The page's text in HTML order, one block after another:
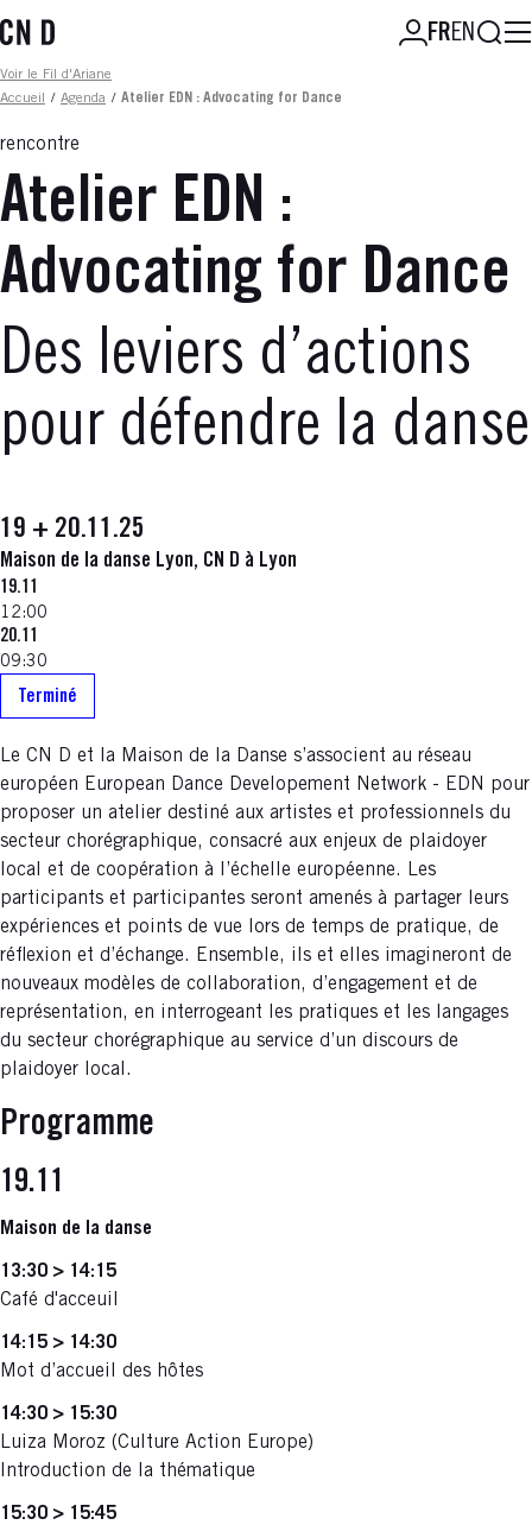
au
principal
FREN
Fil d'ariane
Voir le Fil d'Ariane
Accueil
/ Agenda / Atelier EDN : Advocating for Dance
rencontre
Atelier EDN :
Advocating for Dance
Des leviers d’actions
pour défendre la danse
19 + 20.11.25
Maison de la danse Lyon, CN D à Lyon
19.11
12:00
20.11
09:30
Terminé
Le CN D et la Maison de la Danse s’associent au réseau
européen European Dance Developement Network - EDN pour
proposer un atelier destiné aux artistes et professionnels du
secteur chorégraphique, consacré aux enjeux de plaidoyer
local et de coopération à l’échelle européenne. Les
participants et participantes seront amenés à partager leurs
expériences et points de vue lors de temps de pratique, de
réflexion et d’échange. Ensemble, ils et elles imagineront de
nouveaux modèles de collaboration, d’engagement et de
représentation, en interrogeant les pratiques et les langages
du secteur chorégraphique au service d’un discours de
plaidoyer local.
Programme
19.11
Maison de la danse
13:30 > 14:15
Café d'acceuil
14:15 > 14:30
Mot d’accueil des hôtes
14:30 > 15:30
Luiza Moroz (Culture Action Europe)
Introduction de la thématique
15:30 > 15:45